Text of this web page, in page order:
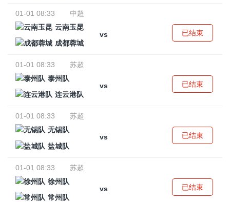
01-01 08:33
中超
云南玉昆
vs
成都蓉城
已结束
01-01 08:33
苏超
泰州队
vs
连云港队
已结束
01-01 08:33
苏超
无锡队
vs
盐城队
已结束
01-01 08:33
苏超
徐州队
vs
常州队
已结束